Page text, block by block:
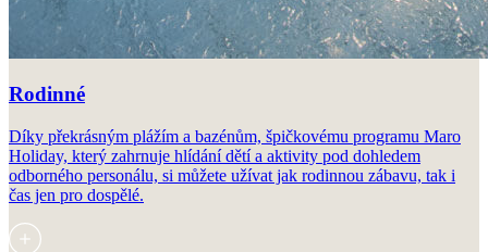
Rodinné
Díky překrásným plážím a bazénům, špičkovému programu Maro
Holiday, který zahrnuje hlídání dětí a aktivity pod dohledem
odborného personálu, si můžete užívat jak rodinnou zábavu, tak i
čas jen pro dospělé.